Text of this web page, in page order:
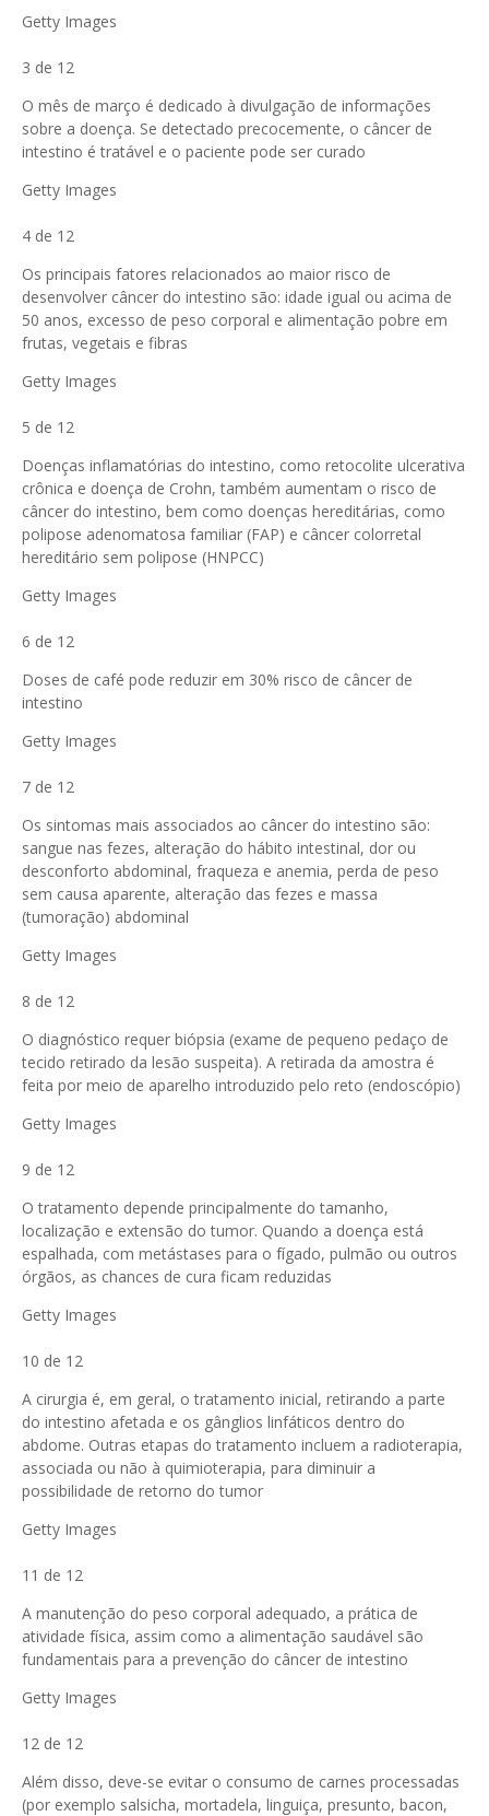
Getty Images
3 de 12
O mês de março é dedicado à divulgação de informações
sobre a doença. Se detectado precocemente, o câncer de
intestino é tratável e o paciente pode ser curado
Getty Images
4 de 12
Os principais fatores relacionados ao maior risco de
desenvolver câncer do intestino são: idade igual ou acima de
50 anos, excesso de peso corporal e alimentação pobre em
frutas, vegetais e fibras
Getty Images
5 de 12
Doenças inflamatórias do intestino, como retocolite ulcerativa
crônica e doença de Crohn, também aumentam o risco de
câncer do intestino, bem como doenças hereditárias, como
polipose adenomatosa familiar (FAP) e câncer colorretal
hereditário sem polipose (HNPCC)
Getty Images
6 de 12
Doses de café pode reduzir em 30% risco de câncer de
intestino
Getty Images
7 de 12
Os sintomas mais associados ao câncer do intestino são:
sangue nas fezes, alteração do hábito intestinal, dor ou
desconforto abdominal, fraqueza e anemia, perda de peso
sem causa aparente, alteração das fezes e massa
(tumoração) abdominal
Getty Images
8 de 12
O diagnóstico requer biópsia (exame de pequeno pedaço de
tecido retirado da lesão suspeita). A retirada da amostra é
feita por meio de aparelho introduzido pelo reto (endoscópio)
Getty Images
9 de 12
O tratamento depende principalmente do tamanho,
localização e extensão do tumor. Quando a doença está
espalhada, com metástases para o fígado, pulmão ou outros
órgãos, as chances de cura ficam reduzidas
Getty Images
10 de 12
A cirurgia é, em geral, o tratamento inicial, retirando a parte
do intestino afetada e os gânglios linfáticos dentro do
abdome. Outras etapas do tratamento incluem a radioterapia,
associada ou não à quimioterapia, para diminuir a
possibilidade de retorno do tumor
Getty Images
11 de 12
A manutenção do peso corporal adequado, a prática de
atividade física, assim como a alimentação saudável são
fundamentais para a prevenção do câncer de intestino
Getty Images
12 de 12
Além disso, deve-se evitar o consumo de carnes processadas
(por exemplo salsicha, mortadela, linguiça, presunto, bacon,